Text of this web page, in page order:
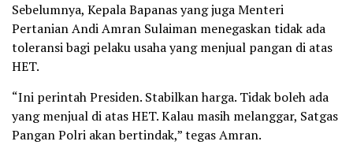
Sebelumnya, Kepala Bapanas yang juga Menteri
Pertanian Andi Amran Sulaiman menegaskan tidak ada
toleransi bagi pelaku usaha yang menjual pangan di atas
HET.
“Ini perintah Presiden. Stabilkan harga. Tidak boleh ada
yang menjual di atas HET. Kalau masih melanggar, Satgas
Pangan Polri akan bertindak,” tegas Amran.